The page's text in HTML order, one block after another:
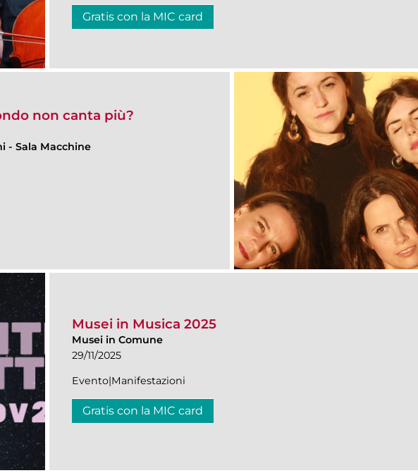
Gratis con la MIC card
non canta più?
- Sala Macchine
Musei in Musica 2025
Musei in Comune
29/11/2025
Evento|Manifestazioni
Gratis con la MIC card